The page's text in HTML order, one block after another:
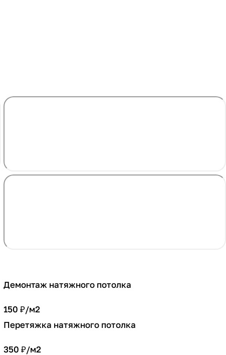
Демонтаж натяжного потолка
150 ₽/м2
Перетяжка натяжного потолка
350 ₽/м2